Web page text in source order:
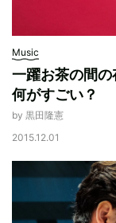
Music
一躍お茶の間
何がすごい？
by 黒田隆憲
2015.12.01